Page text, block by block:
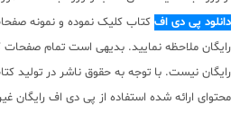
دانلود پی دی اف کتاب کلیک نموده و نمونه
رایگان نیست. با توجه به حقوق ناشر در
محتوای ارائه شده استفاده از پی دی اف رایگان